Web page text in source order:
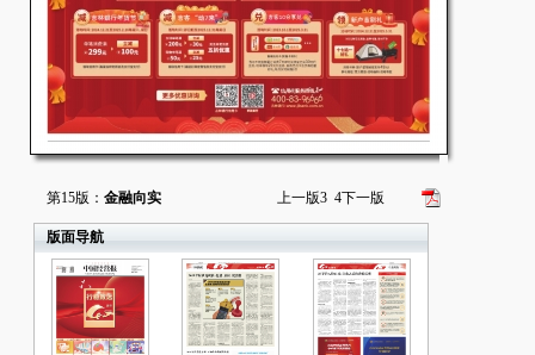
第15版： 金融向实 上一版3 4下一版
版面导航